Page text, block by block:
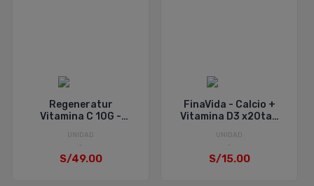
Regeneratur
Vitamina C 10G -
UNIDAD
S/49.00
FinaVida - Calcio +
Vitamina D3 x20tab
UNIDAD
S/15.00